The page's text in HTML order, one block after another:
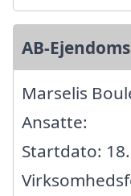
AB-
Marselis
Ansatte:
Startdato: